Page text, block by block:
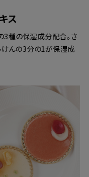
ス
3種の保湿成分配合。さ
けんの3分の1が保湿成